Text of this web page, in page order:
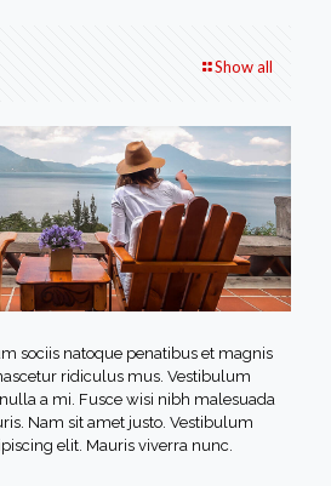
Show all
sociis natoque penatibus et magnis
ridiculus mus. Vestibulum
a mi. Fusce wisi nibh malesuada
Nam sit amet justo. Vestibulum
elit. Mauris viverra nunc.